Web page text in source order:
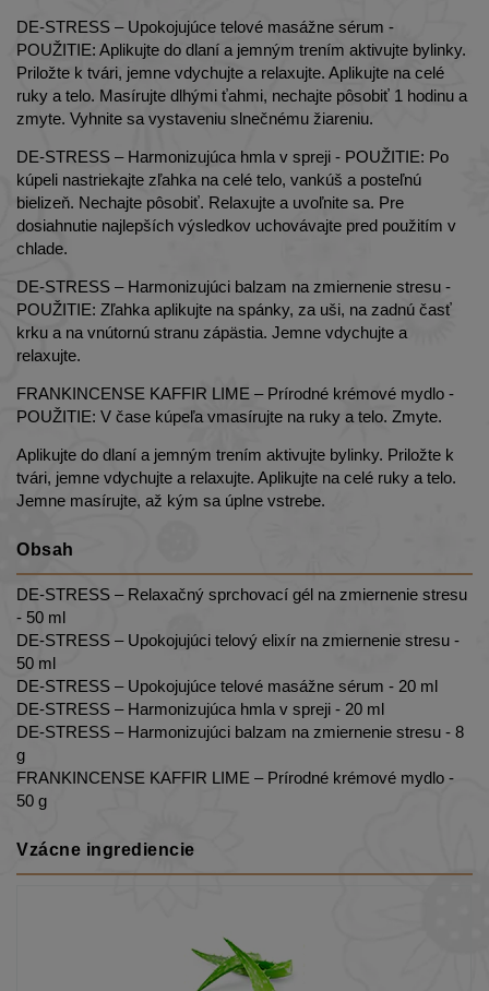
DE-STRESS – Upokojujúce telové masážne sérum -
POUŽITIE: Aplikujte do dlaní a jemným trením aktivujte bylinky.
Priložte k tvári, jemne vdychujte a relaxujte. Aplikujte na celé
ruky a telo. Masírujte dlhými ťahmi, nechajte pôsobiť 1 hodinu a
zmyte. Vyhnite sa vystaveniu slnečnému žiareniu.
DE-STRESS – Harmonizujúca hmla v spreji - POUŽITIE: Po
kúpeli nastriekajte zľahka na celé telo, vankúš a posteľnú
bielizeň. Nechajte pôsobiť. Relaxujte a uvoľnite sa. Pre
dosiahnutie najlepších výsledkov uchovávajte pred použitím v
chlade.
DE-STRESS – Harmonizujúci balzam na zmiernenie stresu -
POUŽITIE: Zľahka aplikujte na spánky, za uši, na zadnú časť
krku a na vnútornú stranu zápästia. Jemne vdychujte a
relaxujte.
FRANKINCENSE KAFFIR LIME – Prírodné krémové mydlo -
POUŽITIE: V čase kúpeľa vmasírujte na ruky a telo. Zmyte.
Aplikujte do dlaní a jemným trením aktivujte bylinky. Priložte k
tvári, jemne vdychujte a relaxujte. Aplikujte na celé ruky a telo.
Jemne masírujte, až kým sa úplne vstrebe.
Obsah
DE-STRESS – Relaxačný sprchovací gél na zmiernenie stresu
- 50 ml
DE-STRESS – Upokojujúci telový elixír na zmiernenie stresu -
50 ml
DE-STRESS – Upokojujúce telové masážne sérum - 20 ml
DE-STRESS – Harmonizujúca hmla v spreji - 20 ml
DE-STRESS – Harmonizujúci balzam na zmiernenie stresu - 8
g
FRANKINCENSE KAFFIR LIME – Prírodné krémové mydlo -
50 g
Vzácne ingrediencie